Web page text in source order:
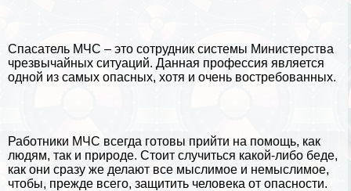
Спасатель МЧС – это сотрудник системы Министерства
чрезвычайных ситуаций. Данная профессия является
одной из самых опасных, хотя и очень востребованных.
Работники МЧС всегда готовы прийти на помощь, как
людям, так и природе. Стоит случиться какой-либо беде,
как они сразу же делают все мыслимое и немыслимое,
чтобы, прежде всего, защитить человека от опасности.